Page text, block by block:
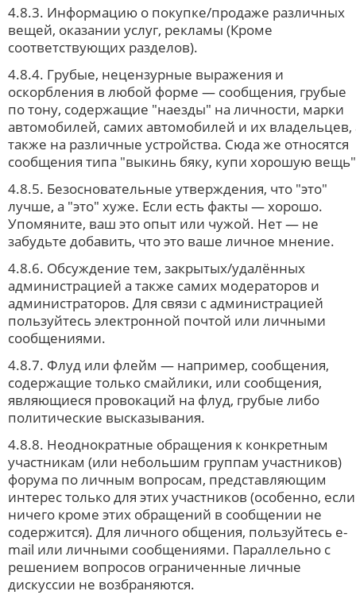
4.8.3. Информацию о покупке/продаже различных
вещей, оказании услуг, рекламы (Кроме
соответствующих разделов).
4.8.4. Грубые, нецензурные выражения и
оскорбления в любой форме — сообщения, грубые
по тону, содержащие "наезды" на личности, марки
автомобилей, самих автомобилей и их владельцев,
также на различные устройства. Сюда же относятся
сообщения типа "выкинь бяку, купи хорошую
4.8.5. Безосновательные утверждения, что "это"
лучше, а "это" хуже. Если есть факты — хорошо.
Упомяните, ваш это опыт или чужой. Нет — не
забудьте добавить, что это ваше личное мнение.
4.8.6. Обсуждение тем, закрытых/удалённых
администрацией а также самих модераторов и
администраторов. Для связи с администрацией
пользуйтесь электронной почтой или личными
сообщениями.
4.8.7. Флуд или флейм — например, сообщения,
содержащие только смайлики, или сообщения,
являющиеся провокаций на флуд, грубые либо
политические высказывания.
4.8.8. Неоднократные обращения к конкретным
участникам (или небольшим группам участников)
форума по личным вопросам, представляющим
интерес только для этих участников (особенно, если
ничего кроме этих обращений в сообщении не
содержится). Для личного общения, пользуйтесь e-
mail или личными сообщениями. Параллельно с
решением вопросов ограниченные личные
дискуссии не возбраняются.